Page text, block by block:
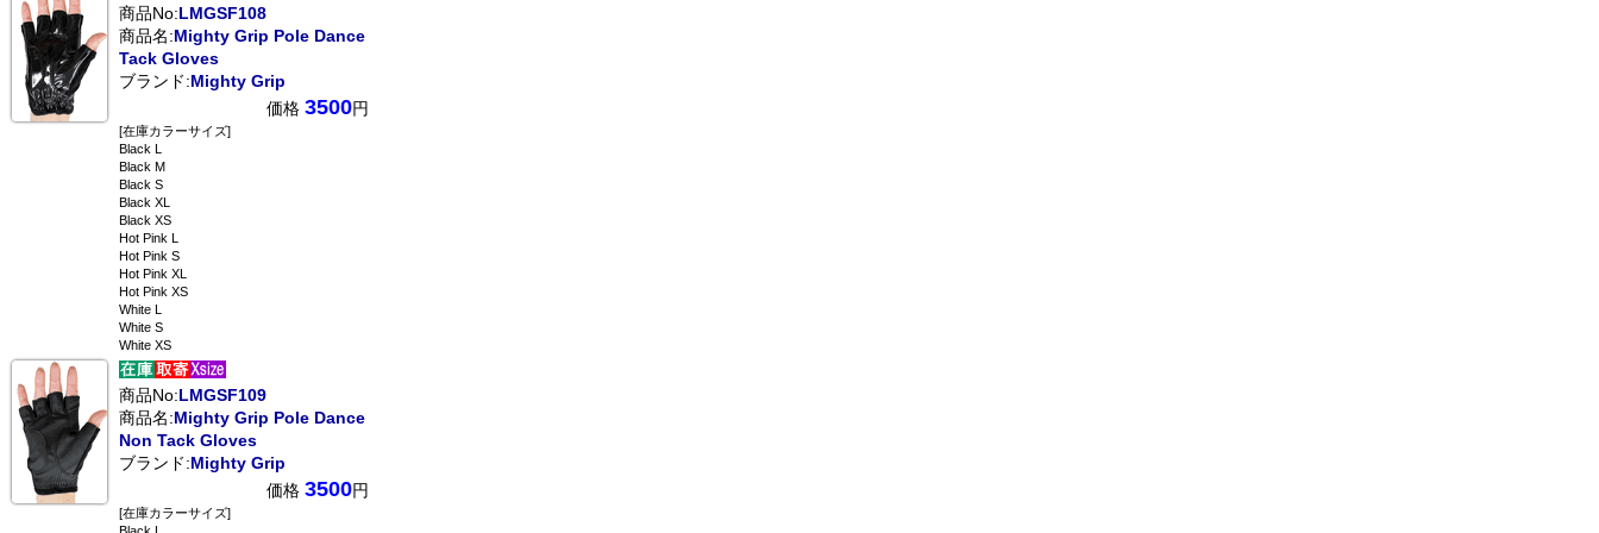
商品No:LMGSF108
商品名:Mighty Grip Pole Dance
Tack Gloves
ブランド:Mighty Grip
価格 3500円
[在庫カラーサイズ]
Black L
Black M
Black S
Black XL
Black XS
Hot Pink L
Hot Pink S
Hot Pink XL
Hot Pink XS
White L
White S
White XS
商品No:LMGSF109
商品名:Mighty Grip Pole Dance
Non Tack Gloves
ブランド:Mighty Grip
価格 3500円
[在庫カラーサイズ]